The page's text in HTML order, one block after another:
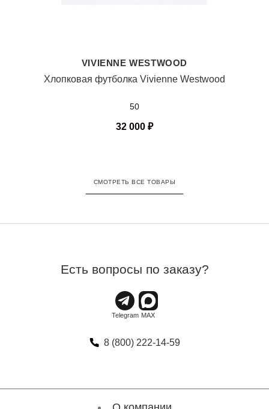
VIVIENNE WESTWOOD
Хлопковая футболка Vivienne Westwood
50
32 000 ₽
СМОТРЕТЬ ВСЕ ТОВАРЫ
Есть вопросы по заказу?
8 (800) 222-14-59